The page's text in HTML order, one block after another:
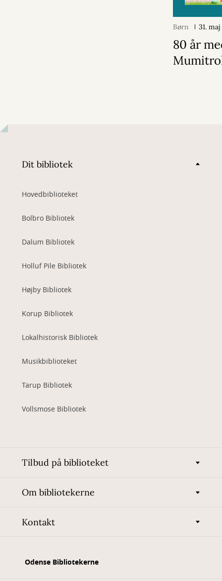
Børn 31.
80 år
Dit bibliotek
Hovedbiblioteket
Bolbro Bibliotek
Dalum Bibliotek
Holluf Pile Bibliotek
Højby Bibliotek
Korup Bibliotek
Lokalhistorisk Bibliotek
Musikbiblioteket
Tarup Bibliotek
Vollsmose Bibliotek
Tilbud på biblioteket
Om bibliotekerne
Kontakt
Odense Bibliotekerne